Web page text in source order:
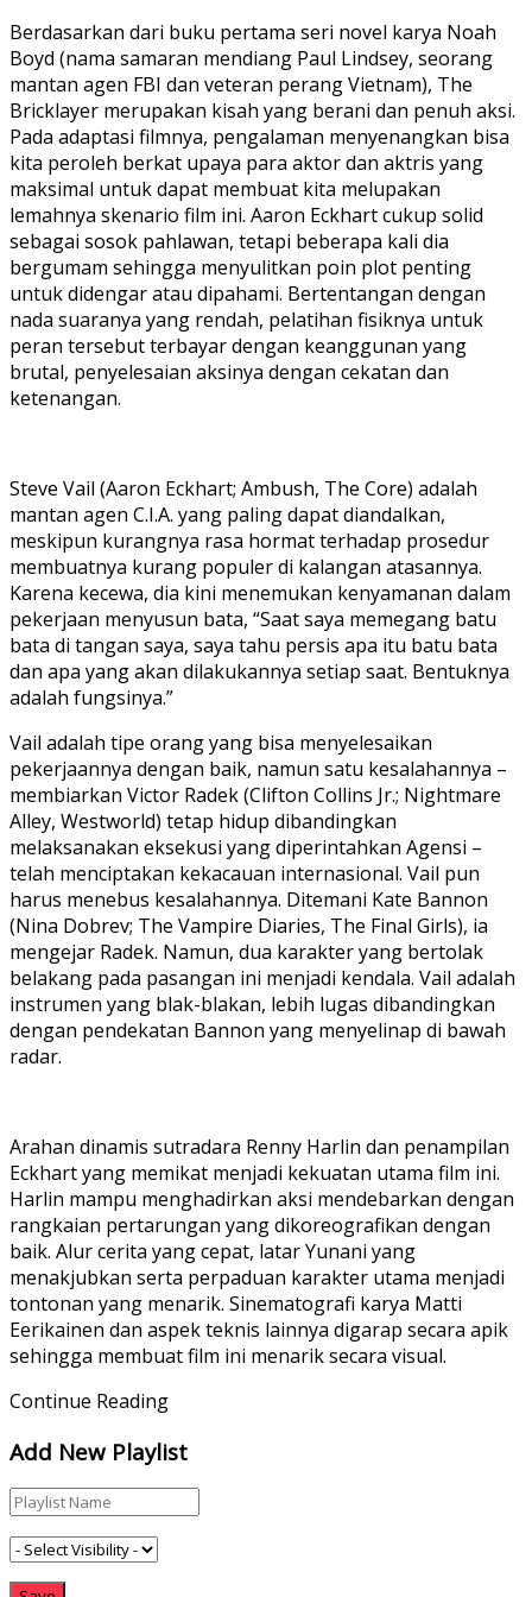
Berdasarkan dari buku pertama seri novel karya Noah
Boyd (nama samaran mendiang Paul Lindsey, seorang
mantan agen FBI dan veteran perang Vietnam), The
Bricklayer merupakan kisah yang berani dan penuh aksi.
Pada adaptasi filmnya, pengalaman menyenangkan bisa
kita peroleh berkat upaya para aktor dan aktris yang
maksimal untuk dapat membuat kita melupakan
lemahnya skenario film ini. Aaron Eckhart cukup solid
sebagai sosok pahlawan, tetapi beberapa kali dia
bergumam sehingga menyulitkan poin plot penting
untuk didengar atau dipahami. Bertentangan dengan
nada suaranya yang rendah, pelatihan fisiknya untuk
peran tersebut terbayar dengan keanggunan yang
brutal, penyelesaian aksinya dengan cekatan dan
ketenangan.
Steve Vail (Aaron Eckhart; Ambush, The Core) adalah
mantan agen C.I.A. yang paling dapat diandalkan,
meskipun kurangnya rasa hormat terhadap prosedur
membuatnya kurang populer di kalangan atasannya.
Karena kecewa, dia kini menemukan kenyamanan dalam
pekerjaan menyusun bata, “Saat saya memegang batu
bata di tangan saya, saya tahu persis apa itu batu bata
dan apa yang akan dilakukannya setiap saat. Bentuknya
adalah fungsinya.”
Vail adalah tipe orang yang bisa menyelesaikan
pekerjaannya dengan baik, namun satu kesalahannya –
membiarkan Victor Radek (Clifton Collins Jr.; Nightmare
Alley, Westworld) tetap hidup dibandingkan
melaksanakan eksekusi yang diperintahkan Agensi –
telah menciptakan kekacauan internasional. Vail pun
harus menebus kesalahannya. Ditemani Kate Bannon
(Nina Dobrev; The Vampire Diaries, The Final Girls), ia
mengejar Radek. Namun, dua karakter yang bertolak
belakang pada pasangan ini menjadi kendala. Vail adalah
instrumen yang blak-blakan, lebih lugas dibandingkan
dengan pendekatan Bannon yang menyelinap di bawah
radar.
Arahan dinamis sutradara Renny Harlin dan penampilan
Eckhart yang memikat menjadi kekuatan utama film ini.
Harlin mampu menghadirkan aksi mendebarkan dengan
rangkaian pertarungan yang dikoreografikan dengan
baik. Alur cerita yang cepat, latar Yunani yang
menakjubkan serta perpaduan karakter utama menjadi
tontonan yang menarik. Sinematografi karya Matti
Eerikainen dan aspek teknis lainnya digarap secara apik
sehingga membuat film ini menarik secara visual.
Continue Reading
Add New Playlist